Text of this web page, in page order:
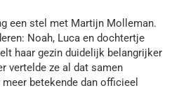
een stel met Martijn Molleman.
Noah, Luca en dochtertje
haar gezin duidelijk belangrijker
vertelde ze al dat samen
betekende dan officieel